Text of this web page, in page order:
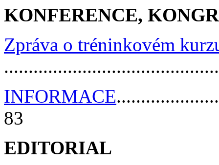
KONFERENCE,
Zpráva o tréninkovém
INFORMACE
83
EDITORIAL